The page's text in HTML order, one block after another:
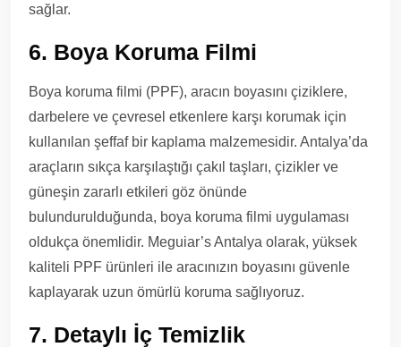
sağlar.
6. Boya Koruma Filmi
Boya koruma filmi (PPF), aracın boyasını çiziklere,
darbelere ve çevresel etkenlere karşı korumak için
kullanılan şeffaf bir kaplama malzemesidir. Antalya’da
araçların sıkça karşılaştığı çakıl taşları, çizikler ve
güneşin zararlı etkileri göz önünde
bulundurulduğunda, boya koruma filmi uygulaması
oldukça önemlidir. Meguiar’s Antalya olarak, yüksek
kaliteli PPF ürünleri ile aracınızın boyasını güvenle
kaplayarak uzun ömürlü koruma sağlıyoruz.
7. Detaylı İç Temizlik